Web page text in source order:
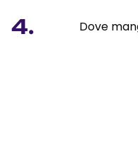
4. Dove